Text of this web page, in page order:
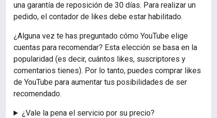
una garantía de reposición de 30 días. Para realizar un
pedido, el contador de likes debe estar habilitado.
¿Alguna vez te has preguntado cómo YouTube elige
cuentas para recomendar? Esta elección se basa en la
popularidad (es decir, cuántos likes, suscriptores y
comentarios tienes). Por lo tanto, puedes comprar likes
de YouTube para aumentar tus posibilidades de ser
recomendado.
¿Vale la pena el servicio por su precio?